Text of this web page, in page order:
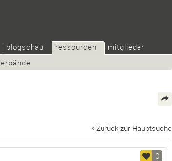
blogschau
ressourcen
mitglieder
Zurück zur Hauptsuche
0